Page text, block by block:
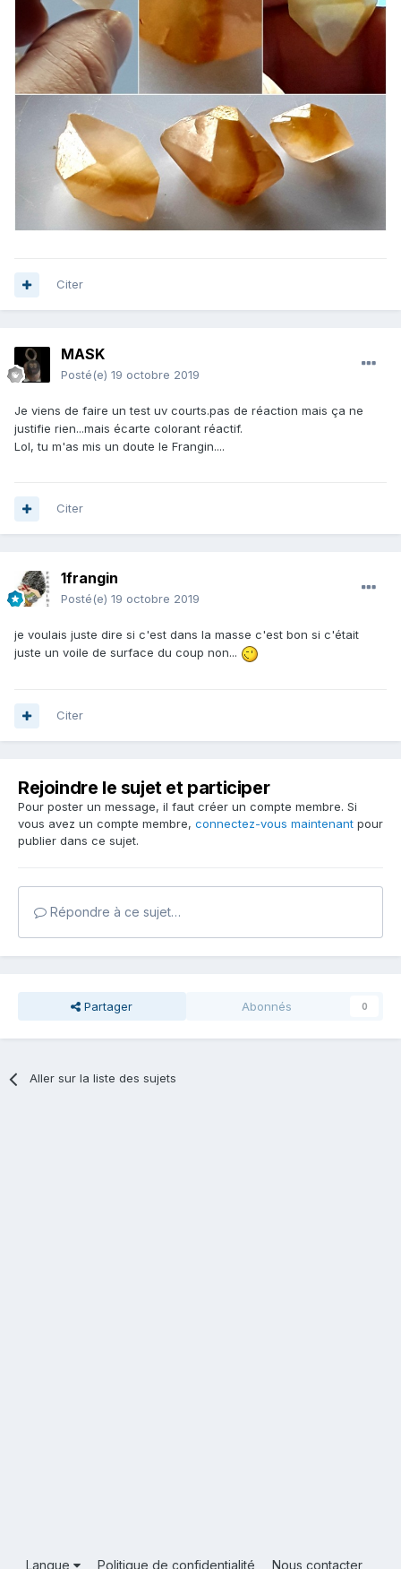
Citer
MASK
Posté(e) 19 octobre 2019
Je viens de faire un test uv courts.pas de réaction mais ça ne
justifie rien...mais écarte colorant réactif.
Lol, tu m'as mis un doute le Frangin....
Citer
1frangin
Posté(e) 19 octobre 2019
je voulais juste dire si c'est dans la masse c'est bon si c'était
juste un voile de surface du coup non...
Citer
Rejoindre le sujet et participer
Pour poster un message, il faut créer un compte membre. Si
vous avez un compte membre, connectez-vous maintenant pour
publier dans ce sujet.
Répondre à ce sujet…
Partager Abonnés 0
Aller sur la liste des sujets
Langue Politique de confidentialité Nous contacter